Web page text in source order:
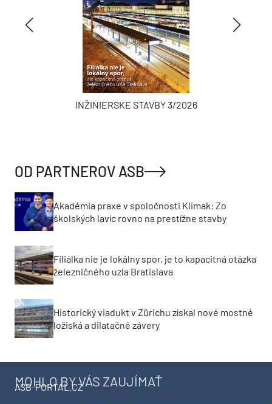
INŽINIERSKE STAVBY 3/2026
OD PARTNEROV ASB
Akadémia praxe v spoločnosti Klimak: Zo
školských lavíc rovno na prestížne stavby
Filiálka nie je lokálny spor, je to kapacitná otázka
železničného uzla Bratislava
Historický viadukt v Zürichu získal nové mostné
ložiská a dilatačné závery
MOHLO BY VÁS ZAUJÍMAŤ
ASB-PORTAL.CZ